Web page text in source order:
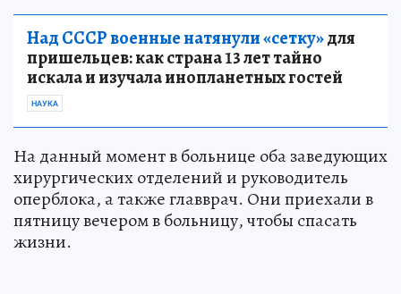
Над СССР военные натянули «сетку»для
пришельцев: как страна 13 лет тайно
искала и изучала инопланетных гостей
НАУКА
На данный момент в больнице оба заведующих
хирургических отделений и руководитель
оперблока, а также главврач. Они приехали в
пятницу вечером в больницу, чтобы спасать
жизни.